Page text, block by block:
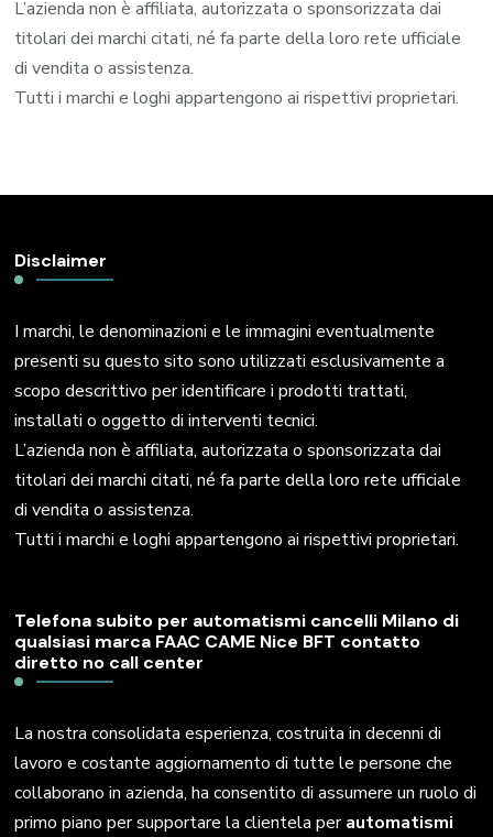
L’azienda non è affiliata, autorizzata o sponsorizzata dai
titolari dei marchi citati, né fa parte della loro rete ufficiale
di vendita o assistenza.
Tutti i marchi e loghi appartengono ai rispettivi proprietari.
Disclaimer
I marchi, le denominazioni e le immagini eventualmente
presenti su questo sito sono utilizzati esclusivamente a
scopo descrittivo per identificare i prodotti trattati,
installati o oggetto di interventi tecnici.
L’azienda non è affiliata, autorizzata o sponsorizzata dai
titolari dei marchi citati, né fa parte della loro rete ufficiale
di vendita o assistenza.
Tutti i marchi e loghi appartengono ai rispettivi proprietari.
Telefona subito per automatismi cancelli Milano di
qualsiasi marca FAAC CAME Nice BFT contatto
diretto no call center
La nostra consolidata esperienza, costruita in decenni di
lavoro e costante aggiornamento di tutte le persone che
collaborano in azienda, ha consentito di assumere un ruolo di
primo piano per supportare la clientela perautomatismi